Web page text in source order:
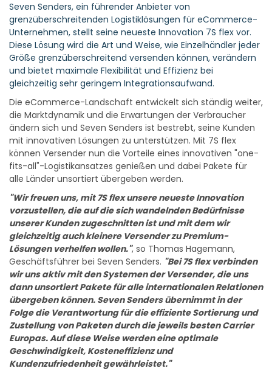
Seven Senders, ein führender Anbieter von
grenzüberschreitenden Logistiklösungen für eCommerce-
Unternehmen, stellt seine neueste Innovation 7S flex vor.
Diese Lösung wird die Art und Weise, wie Einzelhändler jeder
Größe grenzüberschreitend versenden können, verändern
und bietet maximale Flexibilität und Effizienz bei
gleichzeitig sehr geringem Integrationsaufwand.
Die eCommerce-Landschaft entwickelt sich ständig weiter,
die Marktdynamik und die Erwartungen der Verbraucher
ändern sich und Seven Senders ist bestrebt, seine Kunden
mit innovativen Lösungen zu unterstützen. Mit 7S flex
können Versender nun die Vorteile eines innovativen "one-
fits-all"-Logistikansatzes genießen und dabei Pakete für
alle Länder unsortiert übergeben werden.
"Wir freuen uns, mit 7S flex unsere neueste Innovation
vorzustellen, die auf die sich wandelnden Bedürfnisse
unserer Kunden zugeschnitten ist und mit dem wir
gleichzeitig auch kleinere Versender zu Premium-
Lösungen verhelfen wollen.", so Thomas Hagemann,
Geschäftsführer bei Seven Senders. "Bei 7S flex verbinden
wir uns aktiv mit den Systemen der Versender, die uns
dann unsortiert Pakete für alle internationalen Relationen
übergeben können. Seven Senders übernimmt in der
Folge die Verantwortung für die effiziente Sortierung und
Zustellung von Paketen durch die jeweils besten Carrier
Europas. Auf diese Weise werden eine optimale
Geschwindigkeit, Kosteneffizienz und
Kundenzufriedenheit gewährleistet."